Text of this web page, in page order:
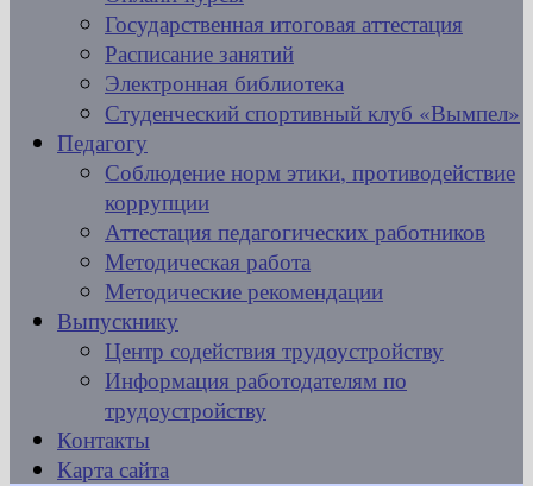
Государственная итоговая аттестация
Расписание занятий
Электронная библиотека
Студенческий спортивный клуб «Вымпел»
Педагогу
Соблюдение норм этики, противодействие
коррупции
Аттестация педагогических работников
Методическая работа
Методические рекомендации
Выпускнику
Центр содействия трудоустройству
Информация работодателям по
трудоустройству
Контакты
Карта сайта